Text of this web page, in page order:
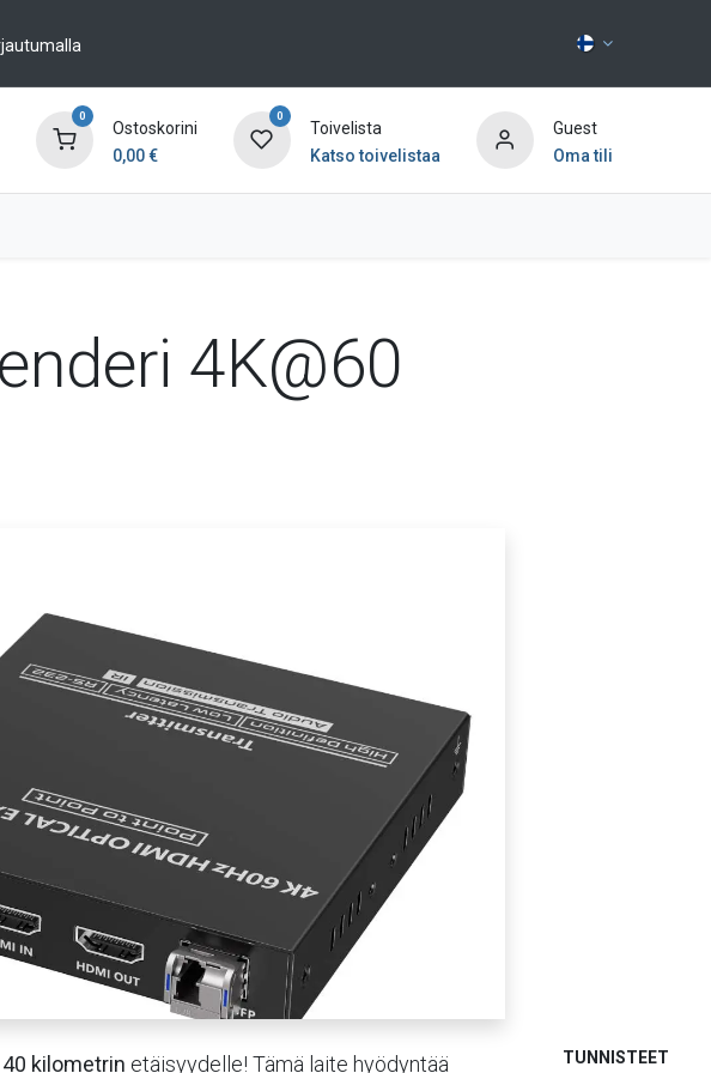
0
Ostoskorini
0,00€
0
Toivelista
Katso toivelistaa
Guest
Oma tili
4K@60
40 kilometrin etäisyydelle! Tämä laite hyödyntää TUNNISTEET